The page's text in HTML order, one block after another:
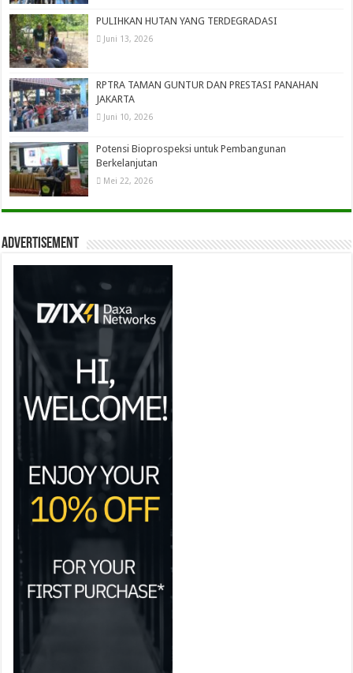
PULIHKAN HUTAN YANG TERDEGRADASI
Juni 13, 2026
RPTRA TAMAN GUNTUR DAN PRESTASI PANAHAN
JAKARTA
Juni 10, 2026
Potensi Bioprospeksi untuk Pembangunan
Berkelanjutan
Mei 22, 2026
Advertisement